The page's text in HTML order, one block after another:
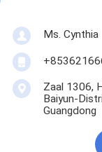
Ms. Cynthia
Zaal 1306,
Baiyun-
Guangdong